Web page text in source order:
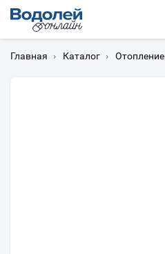
Главная › Каталог › Отопление